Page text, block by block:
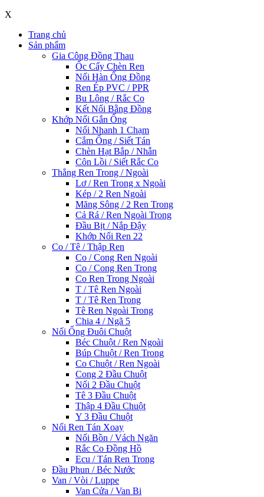
X
Trang chủ
Sản phẩm
Gia Công Đồng Thau
Ốc Cấy Chèn Ren
Nối Hàn Ống Đồng
Ren Ép PVC / PPR
Bu Lông / Rắc Co
Kết Nối Bằng Đồng
Khớp Nối Gắn Ống
Nối Nhanh 1 Chạm
Cắm Ống / Siết Tán
Chèn Hạt Bắp / Nhẫn
Côn Lồi / Siết Rắc Co
Thẳng Ren Trong / Ngoài
Lơ / Ren Trong x Ngoài
Kép / 2 Ren Ngoài
Măng Sông / 2 Ren Trong
Cả Rá / Ren Ngoài Trong
Đầu Bịt / Nắp Đậy
Khớp Nối Ren 22
Co / Tê / Thập Ren
Co / Cong Ren Ngoài
Co / Cong Ren Trong
Co Ren Trong Ngoài
T / Tê Ren Ngoài
T / Tê Ren Trong
Tê Ren Ngoài Trong
Chia 4 / Ngã 5
Nối Ống Đuôi Chuột
Béc Chuột / Ren Ngoài
Búp Chuột / Ren Trong
Co Chuột / Ren Ngoài
Cong 2 Đầu Chuột
Nối 2 Đầu Chuột
Tê 3 Đầu Chuột
Thập 4 Đầu Chuột
Y 3 Đầu Chuột
Nối Ren Tán Xoay
Nối Bồn / Vách Ngăn
Rắc Co Đồng Hồ
Ecu / Tán Ren Trong
Đầu Phun / Béc Nước
Van / Vòi / Luppe
Van Cửa / Van Bi